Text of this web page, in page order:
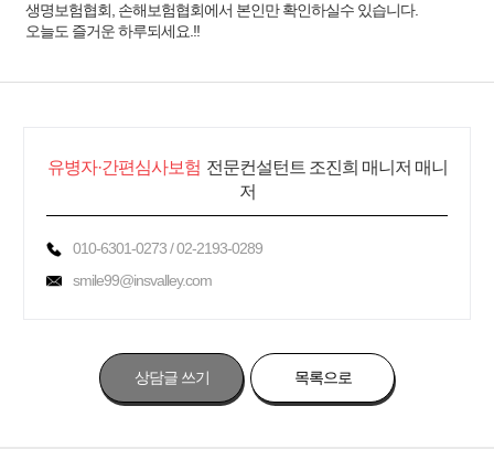
생명보험협회, 손해보험협회에서 본인만 확인하실수 있습니다.
오늘도 즐거운 하루되세요.!!
유병자·간편심사보험 전문컨설턴트 조진희 매니저 매니
저
010-6301-0273 / 02-2193-0289
smile99@insvalley.com
상담글 쓰기 목록으로